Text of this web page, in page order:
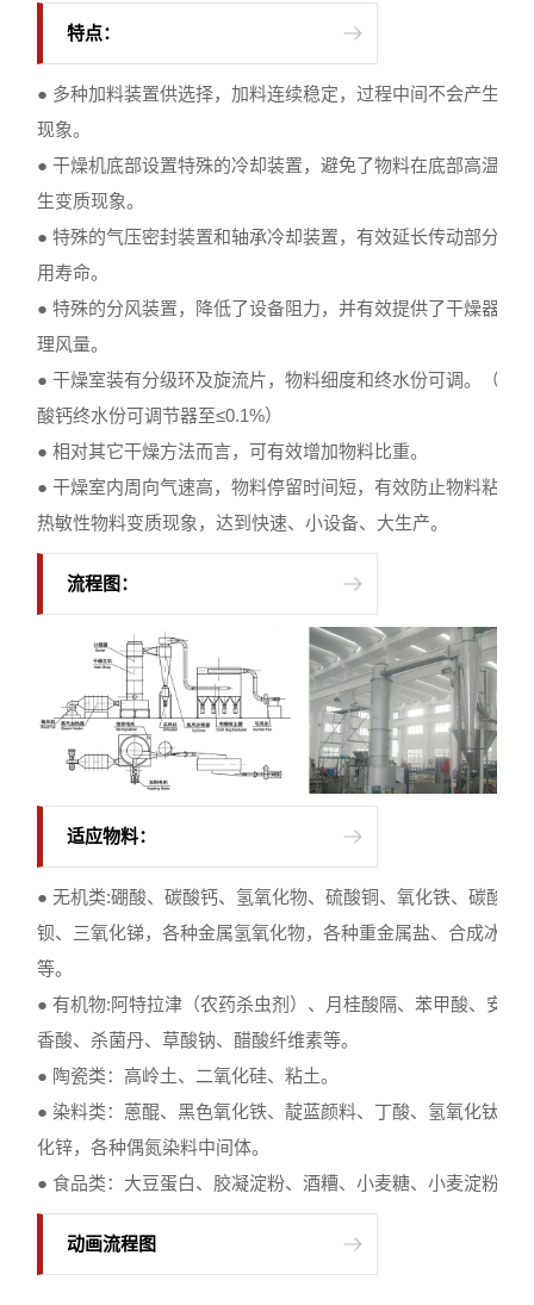
特点：
● 多种加料装置供选择，加料连续稳定，过程中间不会产生架
现象。
● 干燥机底部设置特殊的冷却装置，避免了物料在底部高温区
生变质现象。
● 特殊的气压密封装置和轴承冷却装置，有效延长传动部分的
用寿命。
● 特殊的分风装置，降低了设备阻力，并有效提供了干燥器的
理风量。
● 干燥室装有分级环及旋流片，物料细度和终水份可调。（如
酸钙终水份可调节器至≤0.1%）
● 相对其它干燥方法而言，可有效增加物料比重。
● 干燥室内周向气速高，物料停留时间短，有效防止物料粘壁
热敏性物料变质现象，达到快速、小设备、大生产。
流程图：
适应物料：
● 无机类:硼酸、碳酸钙、氢氧化物、硫酸铜、氧化铁、碳酸
钡、三氧化锑，各种金属氢氧化物，各种重金属盐、合成冰晶
等。
● 有机物:阿特拉津（农药杀虫剂）、月桂酸隔、苯甲酸、安息
香酸、杀菌丹、草酸钠、醋酸纤维素等。
● 陶瓷类：高岭土、二氧化硅、粘土。
● 染料类：蒽醌、黑色氧化铁、靛蓝颜料、丁酸、氢氧化钛、
化锌，各种偶氮染料中间体。
● 食品类：大豆蛋白、胶凝淀粉、酒糟、小麦糖、小麦淀粉。
动画流程图